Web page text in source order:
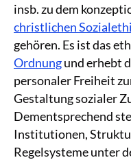
insb. zu dem
christlichen
gehören. Es ist das
Ordnungund erhebt
personaler Freiheit
Gestaltung sozialer
Dementsprechend
Institutionen,
Regelsysteme unter